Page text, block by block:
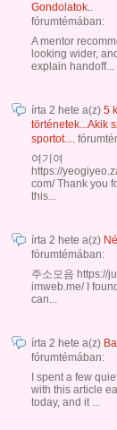
Gondolatok..
fórumtémában:
A mentor
looking wider,
explain handoff...
írta 2 hete a(z) 5
történetek...Akik
sportot....
여기여
https://
com/ Thank you
this...
írta 2 hete a(z)
fórumtémában:
주소모음 https://
imweb.me/ I
can...
írta 2 hete a(z)
fórumtémában:
I spent a few
with this article
today, and it ...